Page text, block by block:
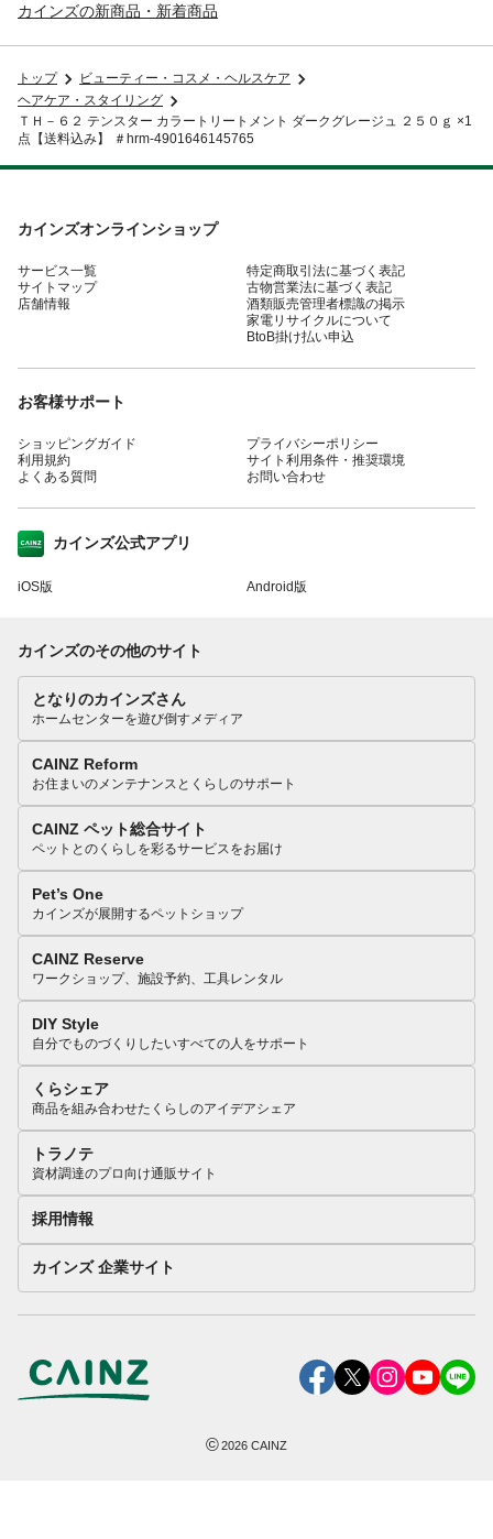
カインズの新商品・新着商品
トップ
ビューティー・コスメ・ヘルスケア
ヘアケア・スタイリング
ＴＨ－６２ テンスター カラートリートメント ダークグレージュ ２５０ｇ ×1
点【送料込み】 ＃hrm-4901646145765
カインズオンラインショップ
サービス一覧
サイトマップ
店舗情報
特定商取引法に基づく表記
古物営業法に基づく表記
酒類販売管理者標識の掲示
家電リサイクルについて
BtoB掛け払い申込
お客様サポート
ショッピングガイド
利用規約
よくある質問
プライバシーポリシー
サイト利用条件・推奨環境
お問い合わせ
カインズ公式アプリ
iOS版 Android版
カインズのその他のサイト
となりのカインズさん
ホームセンターを遊び倒すメディア
CAINZ Reform
お住まいのメンテナンスとくらしのサポート
CAINZ ペット総合サイト
ペットとのくらしを彩るサービスをお届け
Pet’s One
カインズが展開するペットショップ
CAINZ Reserve
ワークショップ、施設予約、工具レンタル
DIY Style
自分でものづくりしたいすべての人をサポート
くらシェア
商品を組み合わせたくらしのアイデアシェア
トラノテ
資材調達のプロ向け通販サイト
採用情報
カインズ 企業サイト
©2026 CAINZ